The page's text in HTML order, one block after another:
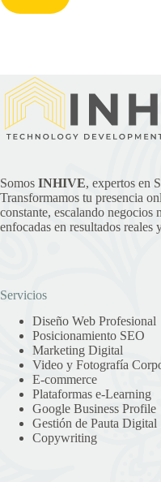
Somos INHIVE, expertos en
Transformamos tu presencia
constante, escalando negocios
enfocadas en resultados reales
Servicios
Diseño Web Profesional
Posicionamiento SEO
Marketing Digital
Video y Fotografía
E-commerce
Plataformas e-Learning
Google Business Profile
Gestión de Pauta Digital
Copywriting